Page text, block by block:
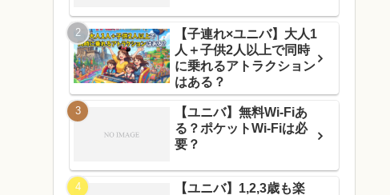
【子連れ×ユニバ】大人1
人＋子供2人以上で同時
に乗れるアトラクション
はある？
【ユニバ】無料Wi-Fiあ
る？ポケットWi-Fiは必
要？
【ユニバ】1,2,3歳も楽